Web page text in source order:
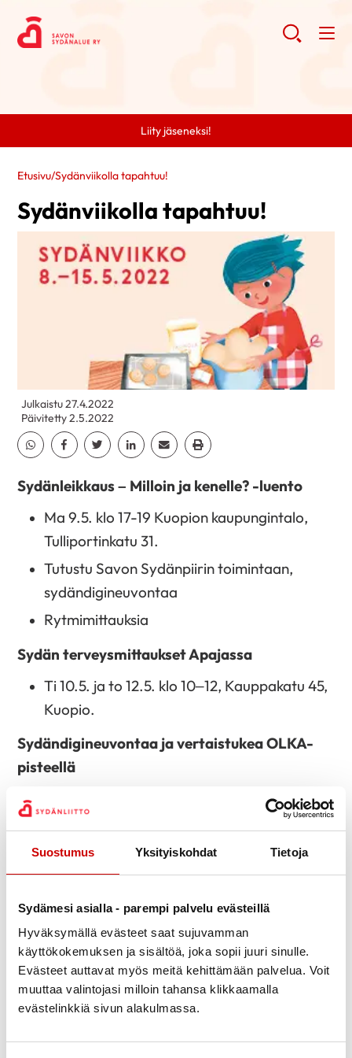
Suostumus Yksityiskohdat Tietoja
Sydämesi asialla - parempi palvelu evästeillä
Hyväksymällä evästeet saat sujuvamman
käyttökokemuksen ja sisältöä, joka sopii juuri sinulle.
Evästeet auttavat myös meitä kehittämään palvelua. Voit
muuttaa valintojasi milloin tahansa klikkaamalla
evästelinkkiä sivun alakulmassa.
Liity jäseneksi!
Etusivu/Sydänviikolla tapahtuu!
Sydänviikolla tapahtuu!
Julkaistu 27.4.2022
Päivitetty 2.5.2022
Jaa Whatsapp
Jaa Facebook
Jaa TwitterJaa Linkedin
Jaa EmailJaa Print
Sydänleikkaus – Milloin ja kenelle? -luento
Ma 9.5. klo 17-19 Kuopion kaupungintalo,
Tulliportinkatu 31.
Tutustu Savon Sydänpiirin toimintaan,
sydändigineuvontaa
Rytmimittauksia
Sydän terveysmittaukset Apajassa
Ti 10.5. ja to 12.5. klo 10–12, Kauppakatu 45,
Kuopio.
Sydändigineuvontaa ja vertaistukea OLKA-
pisteellä
Ti 10.5. ja to 12.5. klo 10–14, KYS, pääaula,
Hyvän mielen ruokapöydässä lasten kanssa –
Ti 10.5. klo 18.
Lue lisää
Sydän terveysmittaukset Puijonlaakson
apteekki